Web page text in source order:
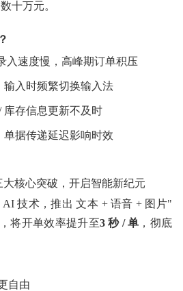
十万元。
入速度慢，高峰期订单积压
输入时频繁切换输入法
库存信息更新不及时
单据传递延迟影响时效
核心突破，开启智能新纪元
技术，推出 文本 + 语音 + 图片"
将开单效率提升至3 秒 / 单 ，彻底
自由